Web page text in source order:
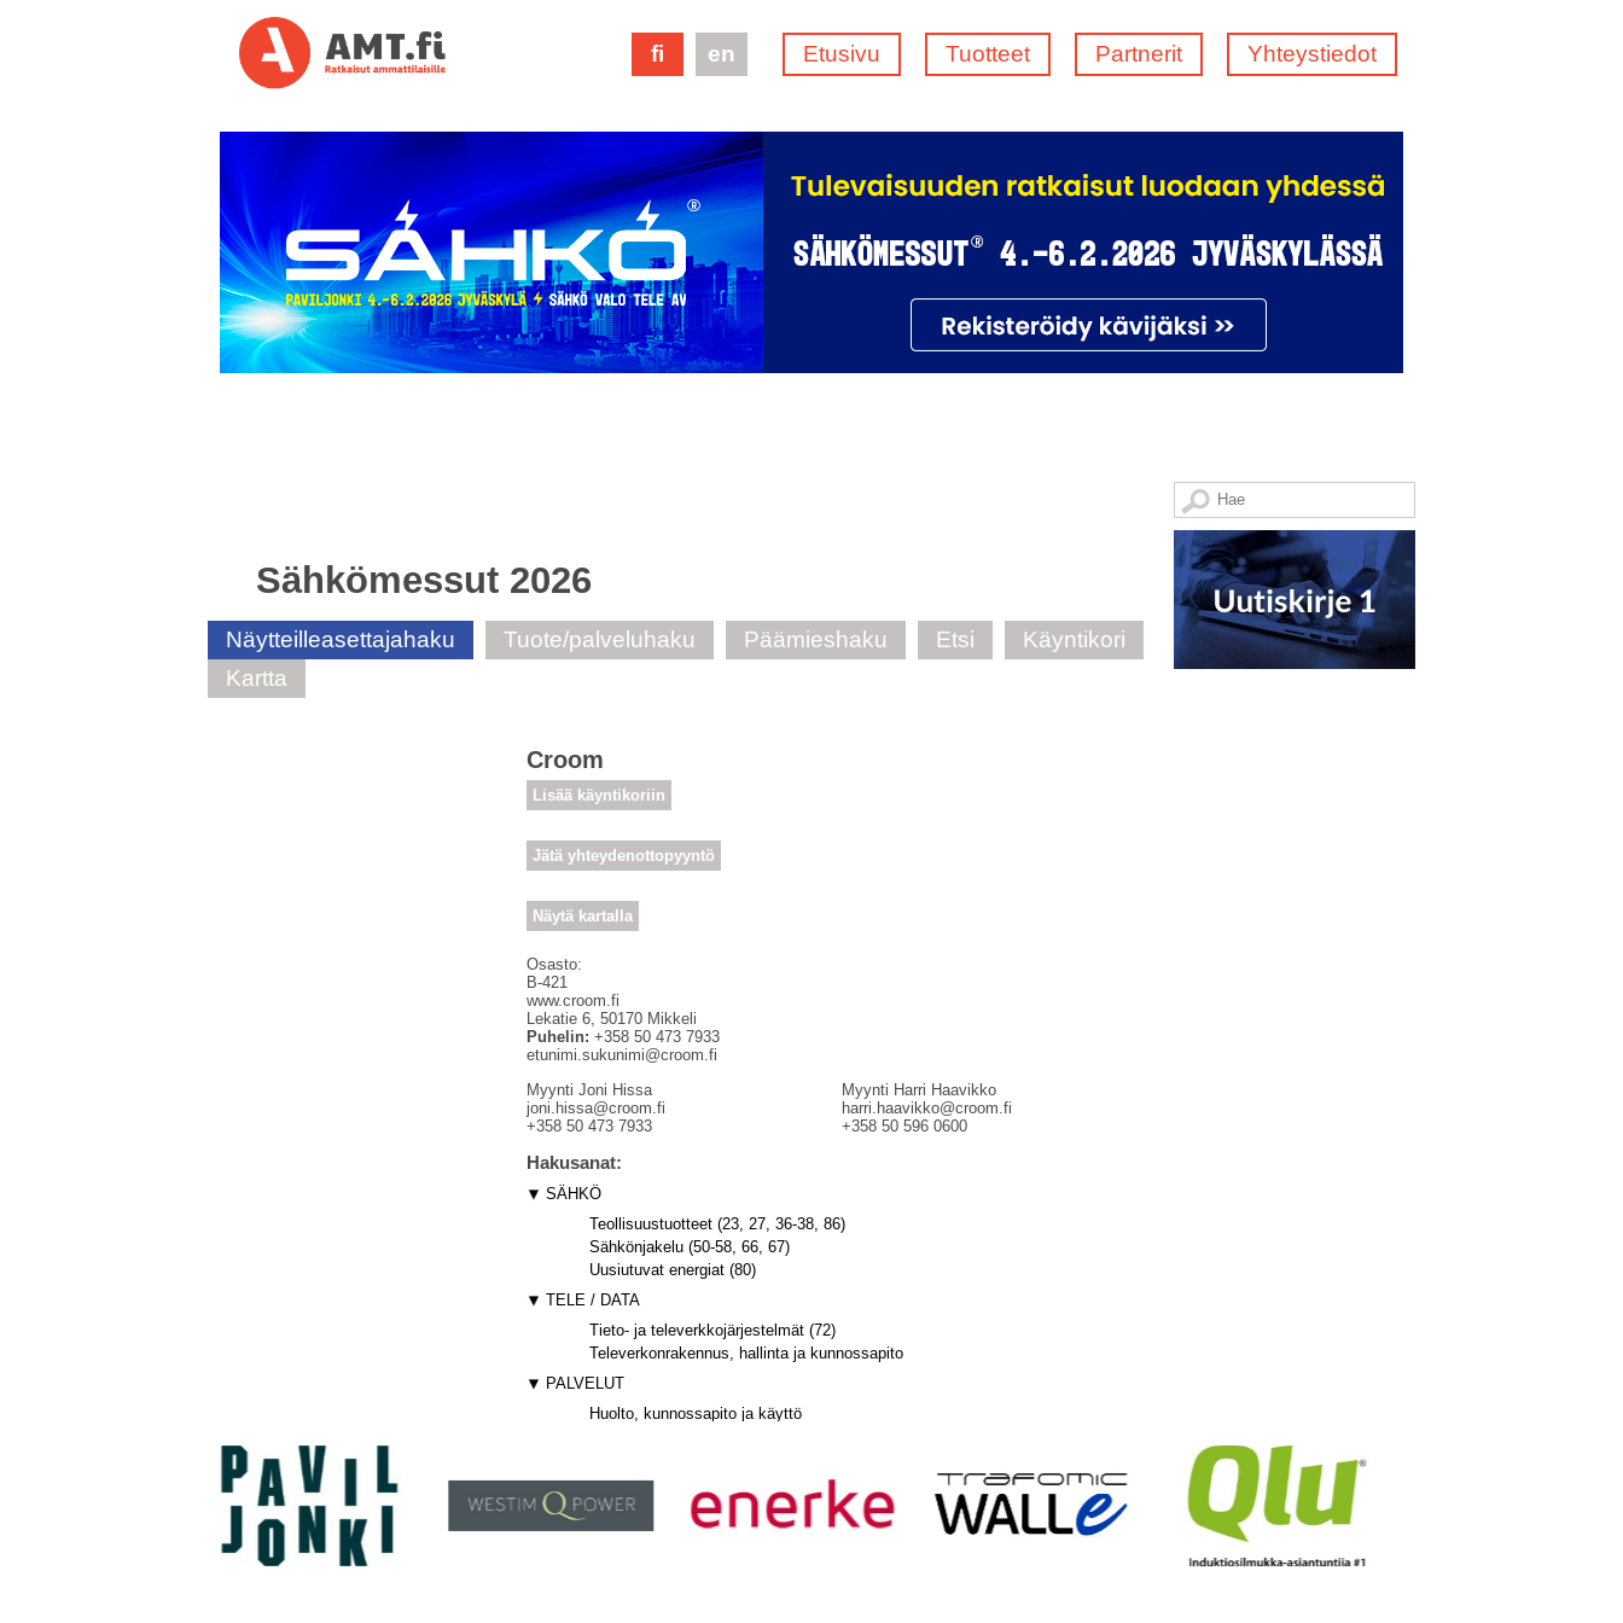
Etusivu Tuotteet Partnerit Yhteystiedot
fi en
Sähkömessut 2026
Näytteilleasettajahaku Tuote/palveluhaku Päämieshaku Etsi
Käyntikori
Kartta
Croom
Lisää käyntikoriin
Jätä yhteydenottopyyntö
Näytä kartalla
Osasto:
B-421
www.croom.fi
Lekatie 6 50170 Mikkeli
Puhelin: +358 50 473 7933
etunimi.sukunimi@croom.fi
Myynti Joni Hissa
joni.hissa@croom.fi
+358 50 473 7933
Myynti Harri Haavikko
harri.haavikko@croom.fi
+358 50 596 0600
Hakusanat:
SÄHKÖ
Teollisuustuotteet (23, 27, 36-38, 86)
Sähkönjakelu (50-58, 66, 67)
Uusiutuvat energiat (80)
TELE / DATA
Tieto- ja televerkkojärjestelmät (72)
Televerkonrakennus, hallinta ja kunnossapito
PALVELUT
Huolto, kunnossapito ja käyttö